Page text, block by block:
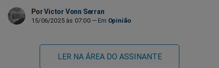
Por Victor Vonn Serran
15/06/2025 às 07:00 Opinião
LER NA ÁREA DO ASSINANTE